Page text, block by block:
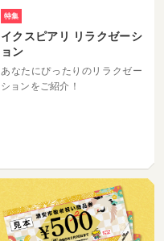
特集
イクスピアリ リラクゼーシ
ョン
あなたにぴったりのリラクゼー
ションをご紹介！